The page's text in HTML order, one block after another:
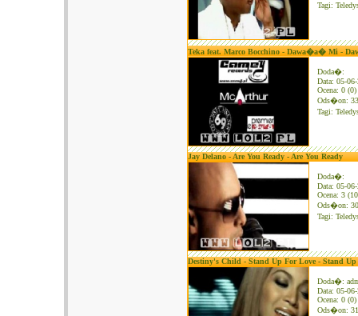
Tagi:
Teka feat. Marco Bocchino - Dawa�a� Mi -
Doda�:
Data: 05-
Ocena: 0 (0)
Ods�on:
Tagi:
Jay Delano - Are You Ready - Are You Ready
Doda�:
Data: 05-
Ocena: 3
Ods�on:
Tagi:
Destiny's Child - Stand Up For Love - Stand Up
Doda�:
Data: 05-
Ocena: 0 (0)
Ods�on: